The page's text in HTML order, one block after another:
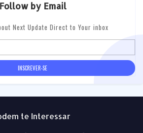
Follow by Email
Next Update Direct to Your inbox
te Interessar